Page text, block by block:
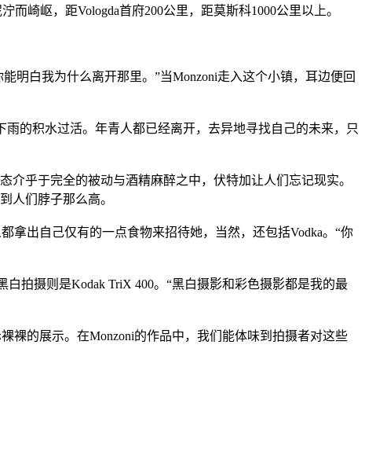
崎岖，距Vologda首府200公里，距莫斯科1000公里以上。
白我为什么离开那里。”当Monzoni走入这个小镇，耳边便回
的积水过活。年青人都已经离开，去异地寻找自己的未来，只
乎于完全的被动与酒精麻醉之中，伏特加让人们忘记现实。
人们脖子那么高。
拿出自己仅有的一点食物来招待她，当然，还包括Vodka。“你
白拍摄则是Kodak TriX 400。“黑白摄影和彩色摄影都是我的最
裸的展示。在Monzoni的作品中，我们能体味到拍摄者对这些